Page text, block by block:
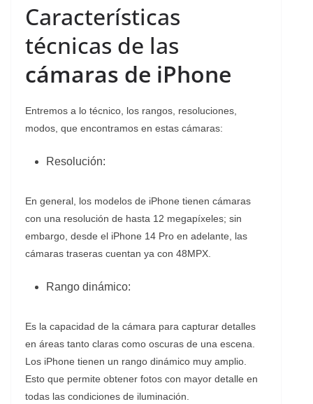
Características
técnicas de las
cámaras de iPhone
Entremos a lo técnico, los rangos, resoluciones,
modos, que encontramos en estas cámaras:
Resolución:
En general, los modelos de iPhone tienen cámaras
con una resolución de hasta 12 megapíxeles; sin
embargo, desde el iPhone 14 Pro en adelante, las
cámaras traseras cuentan ya con 48MPX.
Rango dinámico:
Es la capacidad de la cámara para capturar detalles
en áreas tanto claras como oscuras de una escena.
Los iPhone tienen un rango dinámico muy amplio.
Esto que permite obtener fotos con mayor detalle en
todas las condiciones de iluminación.